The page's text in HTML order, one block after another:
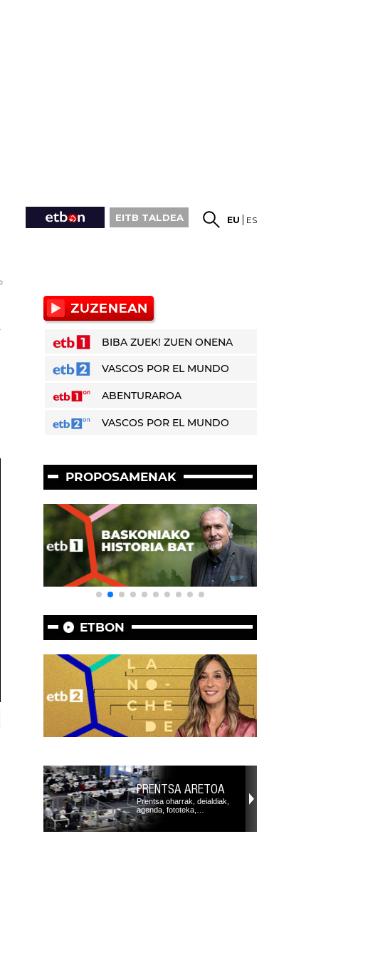
EITB TALDEA EU ES
BIBA ZUEK! ZUEN ONENA
VASCOS POR EL MUNDO
ABENTURAROA
VASCOS POR EL MUNDO
PROPOSAMENAK
ETBON
PRENTSA ARETOA
Prentsa oharrak, deialdiak,
agenda, fototeka,…